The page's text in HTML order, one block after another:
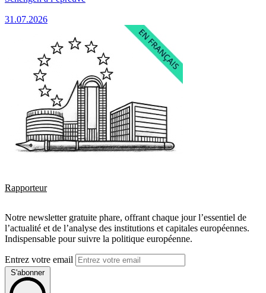
31.07.2026
Rapporteur
Notre newsletter gratuite phare, offrant chaque jour l’essentiel de
l’actualité et de l’analyse des institutions et capitales européennes.
Indispensable pour suivre la politique européenne.
Entrez votre email
S'abonner